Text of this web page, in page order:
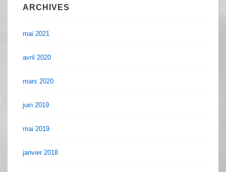
ARCHIVES
mai 2021
avril 2020
mars 2020
juin 2019
mai 2019
janvier 2018